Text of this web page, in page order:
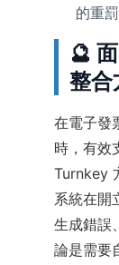
的重
🔮
整合
在電子發
時，有效
Turnkey
系統在開
生成錯誤
論是需要